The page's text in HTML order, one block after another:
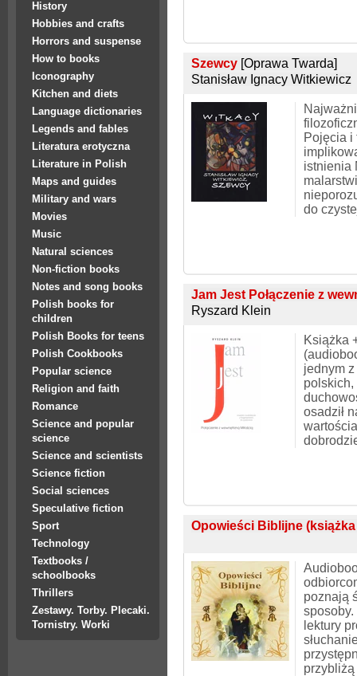
History
Hobbies and crafts
Horrors and suspense
How to books
Iconography
Kitchen and diets
Language dictionaries
Legends and fables
Literatura erotyczna
Literature in Polish
Maps and guides
Military and wars
Movies
Music
Natural sciences
Non-fiction books
Notes and song books
Polish books for
children
Polish Books for teens
Polish Cookbooks
Popular science
Religion and faith
Romance
Science and popular
science
Science and scientists
Science fiction
Social sciences
Speculative fiction
Sport
Technology
Textbooks /
schoolbooks
Thrillers
Zestawy. Torby. Plecaki.
Tornistry. Worki
Szewcy [Oprawa Twarda]
Stanisław Ignacy Witkiewicz
Pojęcia i
istnienia
do
Jam Jest Połączenie z
Ryszard Klein
Książka
jednym
osadził
Opowieści Biblijne
poznają
lektury
przybliżą